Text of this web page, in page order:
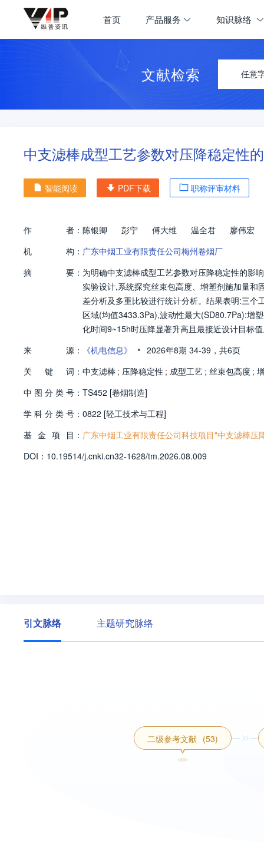
首页 产品服务 知识脉络
文献检索 任意
中支滤棒成型工艺参数对压降稳定性
智能阅读 PDF下载 职称评审材料
作 者： 陈银卿 彭宁 傅大维 温全君
廖伟宏
机
构： 广东中烟工业有限责任公司梅州卷烟厂
摘
要： 为明确中支滤棒成型工艺参数对压降稳定性的影
实验设计,系统探究丝束包高度、增塑剂施加量
差分析及多重比较进行统计分析。结果表明:三
区域(均值3433.3Pa),波动性最大(SD80.7Pa):增
化时间9~15h时压降显著升高且最接近设计目标
来 源： 《机电信息》 • 2026年8期 34-39， 共6页
关
键 词： 中支滤棒 ; 压降稳定性 ; 成型工艺 ; 丝束包高度 ;
中 图 分 类 号： TS452 [卷烟制造]
学 科 分 类 号： 0822 [轻工技术与工程]
基 金 项 目： 广东中烟工业有限责任公司科技项目"中支滤棒
DOI： 10.19514/j.cnki.cn32-1628/tm.2026.08.009
引文脉络 主题研究脉络
二级参考文献 (53)